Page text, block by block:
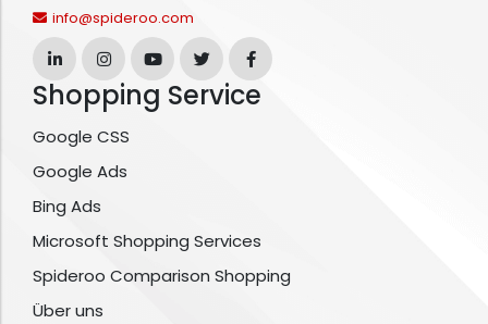
info@spideroo.com
Shopping Service
Google CSS
Google Ads
Bing Ads
Microsoft Shopping Services
Spideroo Comparison Shopping
Über uns